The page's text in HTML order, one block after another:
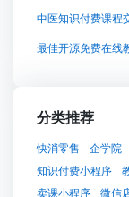
中医知识付费课程
最佳开源免费在线
分类推荐
快消零售 企学院
知识付费小程序
卖课小程序
微信